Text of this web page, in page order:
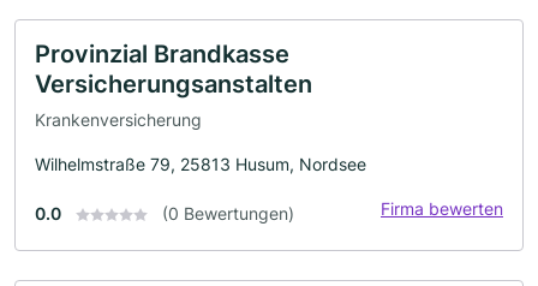
Provinzial Brandkasse
Versicherungsanstalten
Krankenversicherung
Wilhelmstraße 79, 25813 Husum, Nordsee
0.0 (0 Bewertungen) Firma bewerten